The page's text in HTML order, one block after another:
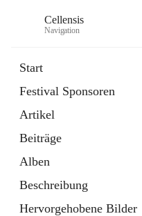
Cellensis
Navigation
Start
Festival Sponsoren
Artikel
Beiträge
Alben
Beschreibung
Hervorgehobene Bilder
Festival Sponsoren